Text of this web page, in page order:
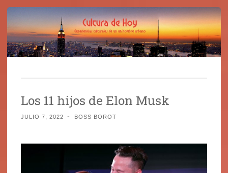
contenido
Los 11 hijos de Elon Musk
JULIO 7, 2022 ~ BOSS BOROT